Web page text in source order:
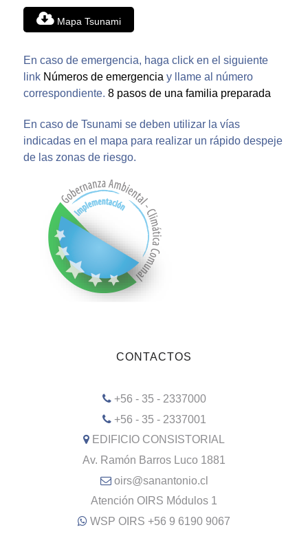
Mapa Tsunami
En caso de emergencia, haga click en el siguiente
link Números de emergencia y llame al número
correspondiente. 8 pasos de una familia preparada
En caso de Tsunami se deben utilizar la vías
indicadas en el mapa para realizar un rápido despeje
de las zonas de riesgo.
CONTACTOS
+56 - 35 - 2337000
+56 - 35 - 2337001
EDIFICIO CONSISTORIAL
Av. Ramón Barros Luco 1881
oirs@sanantonio.cl
Atención OIRS Módulos 1
WSP OIRS +56 9 6190 9067